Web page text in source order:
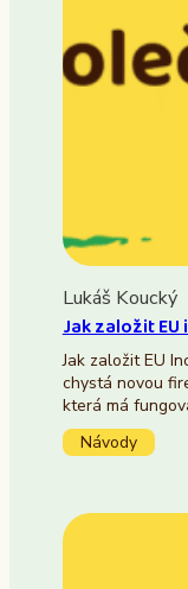
Lukáš Koucký
Jak založit EU
Jak založit EU
chystá novou
která má
Návody